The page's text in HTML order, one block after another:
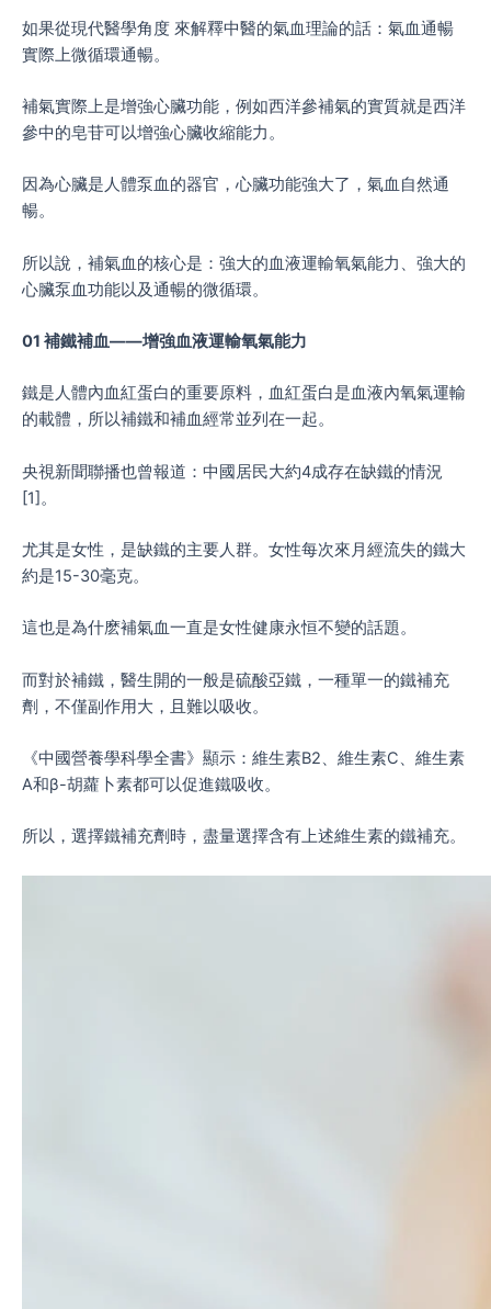
如果從現代醫學角度 來解釋中醫的氣血理論的話：氣血通暢
實際上微循環通暢。
補氣實際上是增強心臟功能，例如西洋參補氣的實質就是西洋
參中的皂苷可以增強心臟收縮能力。
因為心臟是人體泵血的器官，心臟功能強大了，氣血自然通
暢。
所以說，補氣血的核心是：強大的血液運輸氧氣能力、強大的
心臟泵血功能以及通暢的微循環。
01 補鐵補血——增強血液運輸氧氣能力
鐵是人體內血紅蛋白的重要原料，血紅蛋白是血液內氧氣運輸
的載體，所以補鐵和補血經常並列在一起。
央視新聞聯播也曾報道：中國居民大約4成存在缺鐵的情況
[1]。
尤其是女性，是缺鐵的主要人群。女性每次來月經流失的鐵大
約是15-30毫克。
這也是為什麽補氣血一直是女性健康永恒不變的話題。
而對於補鐵，醫生開的一般是硫酸亞鐵，一種單一的鐵補充
劑，不僅副作用大，且難以吸收。
《中國營養學科學全書》顯示：維生素B2、維生素C、維生素
A和β-胡蘿卜素都可以促進鐵吸收。
所以，選擇鐵補充劑時，盡量選擇含有上述維生素的鐵補充。